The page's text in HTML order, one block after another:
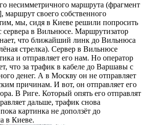
несимметричного маршрута (фрагмент
маршрут своего собственного
мы, сидя в Киеве решили попросить
сервера в Вильнюсе. Маршрутизатор
что ближайший линк до Вильнюса
стрелка). Сервер в Вильнюсе
и отправляет его нам. Но оператор
что за трафик в кабеле до Варшавы с
денег. А в Москву он не отправляет
причинам. И вот, он отправляет его
В Риге. Который опять его отправлят
дальше, трафик снова
картинка не доползёт до
в Киеве.